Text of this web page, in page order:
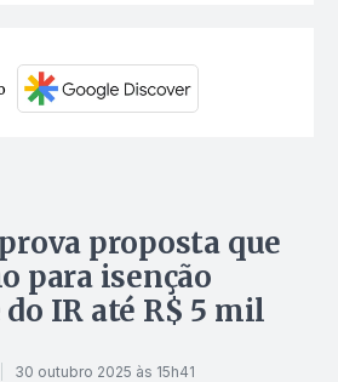
proposta que
para isenção
IR até R$ 5 mil
30 outubro 2025 às 15h41